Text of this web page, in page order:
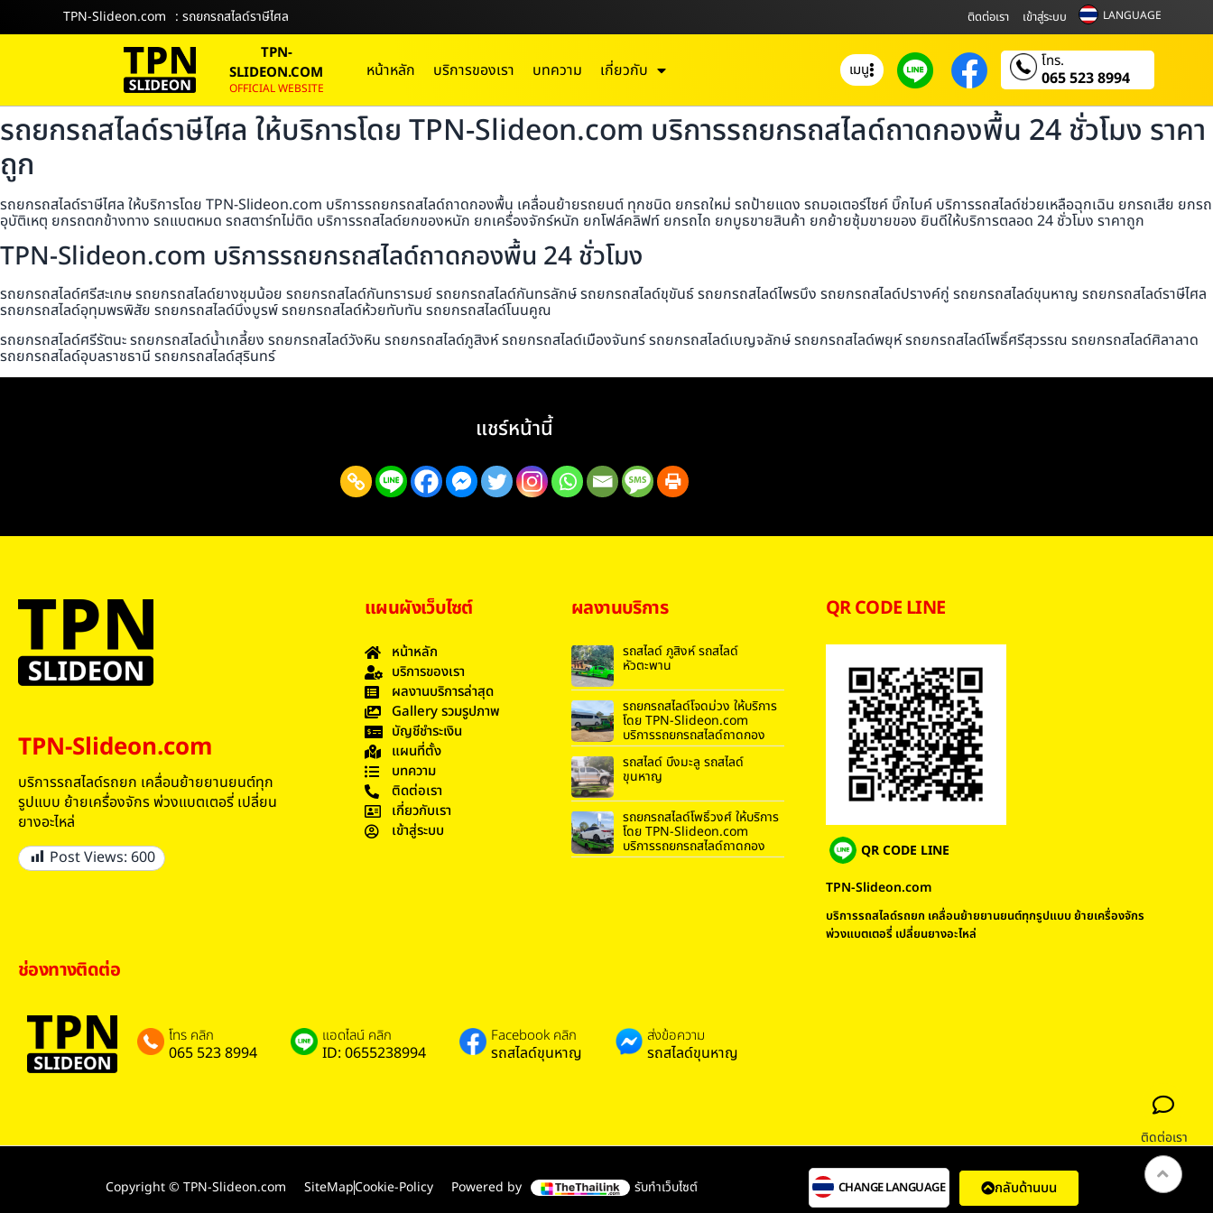
TPN-Slideon.com : รถยกรถสไลด์ราษีไศล ติดต่อเรา เข้าสู่ระบบ LANGUAGE
TPN-
SLIDEON.COM
OFFICIAL WEBSITE
หน้าหลัก บริการของเรา บทความ เกี่ยวกับ เมนู โทร.
065 523 8994
รถยกรถสไลด์ราษีไศล ให้บริการโดย TPN-Slideon.com บริการรถยกรถสไลด์ถาดกองพื้น 24 ชั่วโมง ราคา
ถูก
รถยกรถสไลด์ราษีไศล ให้บริการโดย TPN-Slideon.com บริการรถยกรถสไลด์ถาดกองพื้น เคลื่อนย้ายรถยนต์ ทุกชนิด ยกรถใหม่ รถป้ายแดง รถมอเตอร์ไซค์ บิ๊กไบค์ บริการรถสไลด์ช่วยเหลือฉุกเฉิน ยกรถเสีย ยกรถ
อุบัติเหตุ ยกรถตกข้างทาง รถแบตหมด รถสตาร์ทไม่ติด บริการรถสไลด์ยกของหนัก ยกเครื่องจักร์หนัก ยกโฟล์คลิฟท์ ยกรถไถ ยกบูธขายสินค้า ยกย้ายซุ้มขายของ ยินดีให้บริการตลอด 24 ชั่วโมง ราคาถูก
TPN-Slideon.com บริการรถยกรถสไลด์ถาดกองพื้น 24 ชั่วโมง
รถยกรถสไลด์ศรีสะเกษ รถยกรถสไลด์ยางชุมน้อย รถยกรถสไลด์กันทรารมย์ รถยกรถสไลด์กันทรลักษ์ รถยกรถสไลด์ขุขันธ์ รถยกรถสไลด์ไพรบึง รถยกรถสไลด์ปรางค์กู่ รถยกรถสไลด์ขุนหาญ รถยกรถสไลด์ราษีไศล
รถยกรถสไลด์อุทุมพรพิสัย รถยกรถสไลด์บึงบูรพ์ รถยกรถสไลด์ห้วยทับทัน รถยกรถสไลด์โนนคูณ
รถยกรถสไลด์ศรีรัตนะ รถยกรถสไลด์น้ำเกลี้ยง รถยกรถสไลด์วังหิน รถยกรถสไลด์ภูสิงห์ รถยกรถสไลด์เมืองจันทร์ รถยกรถสไลด์เบญจลักษ์ รถยกรถสไลด์พยุห์ รถยกรถสไลด์โพธิ์ศรีสุวรรณ รถยกรถสไลด์ศิลาลาด
รถยกรถสไลด์อุบลราชธานี รถยกรถสไลด์สุรินทร์
แชร์หน้านี้
TPN-Slideon.com
บริการรถสไลด์รถยก เคลื่อนย้ายยานยนต์ทุก
รูปแบบ ย้ายเครื่องจักร พ่วงแบตเตอรี่ เปลี่ยน
ยางอะไหล่
Post Views: 600
แผนผังเว็บไซต์
หน้าหลัก
บริการของเรา
ผลงานบริการล่าสุด
Gallery รวมรูปภาพ
บัญชีชำระเงิน
แผนที่ตั้ง
บทความ
ติดต่อเรา
เกี่ยวกับเรา
เข้าสู่ระบบ
ผลงานบริการ
รถสไลด์ ภูสิงห์ รถสไลด์
หัวตะพาน
รถยกรถสไลด์โจดม่วง ให้บริการ
โดย TPN-Slideon.com
บริการรถยกรถสไลด์ถาดกอง
รถสไลด์ บึงมะลู รถสไลด์
ขุนหาญ
รถยกรถสไลด์โพธิ์วงศ์ ให้บริการ
โดย TPN-Slideon.com
บริการรถยกรถสไลด์ถาดกอง
QR CODE LINE
QR CODE LINE
TPN-Slideon.com
บริการรถสไลด์รถยก เคลื่อนย้ายยานยนต์ทุกรูปแบบ ย้ายเครื่องจักร
พ่วงแบตเตอรี่ เปลี่ยนยางอะไหล่
ช่องทางติดต่อ
โทร คลิก
065 523 8994
แอดไลน์ คลิก
ID: 0655238994
Facebook คลิก
รถสไลด์ขุนหาญ
ส่งข้อความ
รถสไลด์ขุนหาญ
Copyright © TPN-Slideon.com SiteMapCookie-Policy Powered by รับทำเว็บไซต์ CHANGE LANGUAGE กลับด้านบน
ติดต่อเรา